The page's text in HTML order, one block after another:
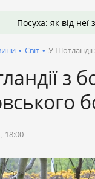
Посуха: як від
• Світ • У
з
18:00